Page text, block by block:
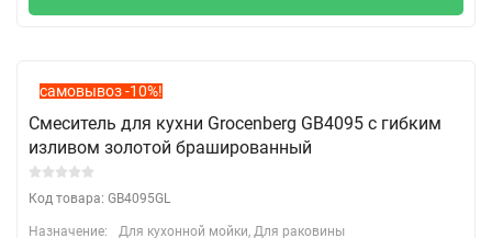
самовывоз -10%!
Смеситель для кухни Grocenberg GB4095 с гибким
изливом золотой брашированный
Код товара: GB4095GL
Назначение:
Для кухонной мойки, Для раковины